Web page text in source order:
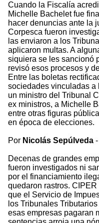
Cuando la Fiscalía
Michelle Bachelet fue
hacer denuncias ante la
Corpesca fueron
las enviaron a los
aplicaron multas. A
siquiera se les sancionó
revisó esos procesos y
Entre las boletas
sociedades vinculadas a
un ministro del Tribunal
ex ministros, a Michelle
entre otras figuras
en época de elecciones.
Por Nicolás Sepúlveda
Decenas de grandes
fueron investigados ni
por el financiamiento
quedaron rastros.
que el Servicio de
los Tribunales
esas empresas pagaran